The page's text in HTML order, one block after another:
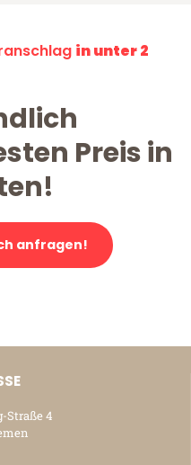
in unter 2
Preis in
anfragen!
Straße 4